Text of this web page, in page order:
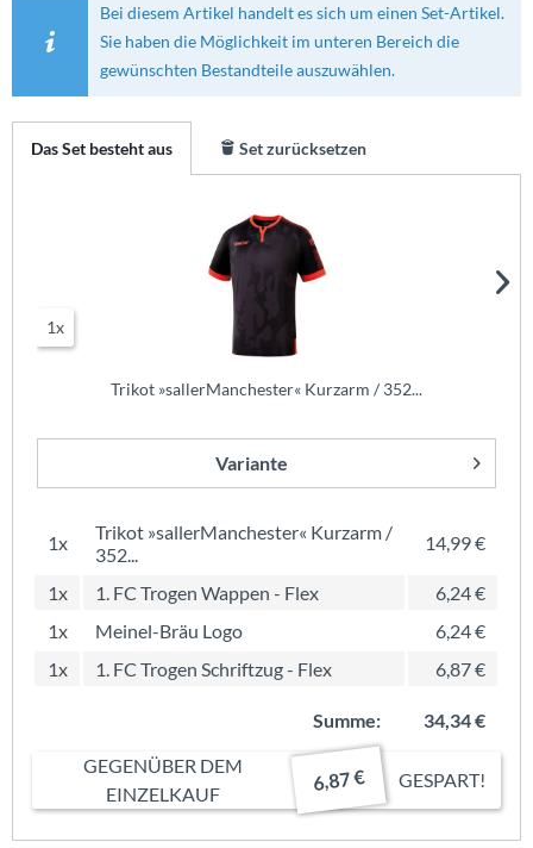
Bei diesem Artikel handelt es sich um einen Set-Artikel.
Sie haben die Möglichkeit im unteren Bereich die
gewünschten Bestandteile auszuwählen.
Das Set besteht aus Set zurücksetzen
1x
Trikot »sallerManchester« Kurzarm / 352...
Variante
1x
Trikot »sallerManchester« Kurzarm /
352...
14,99 €
1x 1. FC Trogen Wappen - Flex
6,24 €
1x
Meinel-Bräu Logo
6,24 €
1x
1. FC Trogen Schriftzug - Flex 6,87 €
Summe:
34,34 €
GEGENÜBER DEM
EINZELKAUF
6,87 € GESPART!